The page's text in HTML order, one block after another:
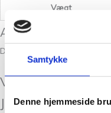
Samtykke
Denne hjemmeside
Vægt
Anmeldelser
Der er endnu ikke nogle
Vær den første til
Jensen Yarn 88 –